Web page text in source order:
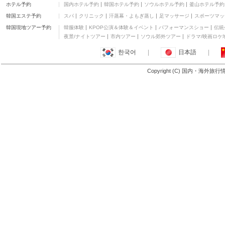
ズ
その他
Smile Hotel Otaru
(Former Otaru Green
その他
ホテル・トリフィート
ホテル予約 国内ホテル予約 韓国ホテル予約 ソウルホテル予約 釜山ホテル予約
韓国エステ予約 スパ クリニック 汗蒸幕・よもぎ蒸し 足マッサージ スポーツマ
韓国現地ツアー予約 韓服体験 KPOP公演＆体験＆イベント パフォーマンスショー
伝統
夜景/ナイトツアー
市内ツアー ソウル郊外ツアー ドラマ/映画ロケ
한국어 日本語
Copyright (C) 国内・海外旅行